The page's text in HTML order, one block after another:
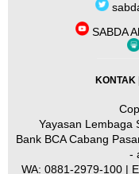
SABDA
KONTAK
Yayasan Lembaga
Bank BCA Cabang
-
WA: 0881-2979-100|